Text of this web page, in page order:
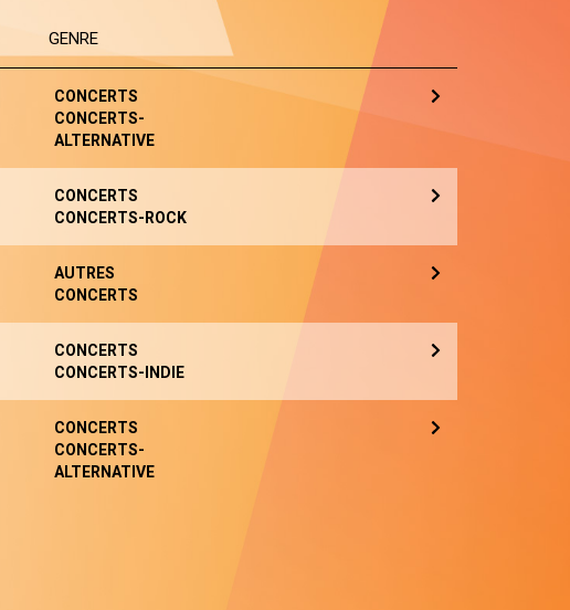
GENRE
CONCERTS
CONCERTS-
ALTERNATIVE
CONCERTS
CONCERTS-ROCK
AUTRES
CONCERTS
CONCERTS
CONCERTS-INDIE
CONCERTS
CONCERTS-
ALTERNATIVE